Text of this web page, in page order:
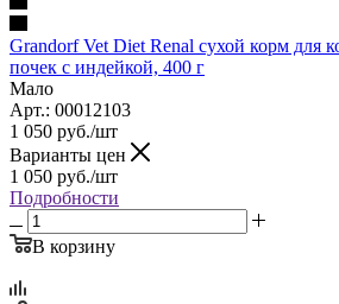
Grandorf Vet Diet Renal сухой корм для
почек с индейкой, 400 г
Мало
Арт.: 00012103
1 050 руб./шт
Варианты цен
1 050 руб./шт
Подробности
В корзину